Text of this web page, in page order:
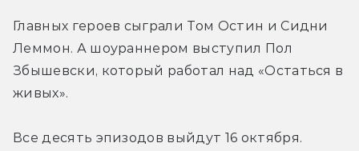
Главных героев сыграли Том Остин и Сидни
Леммон. А шоураннером выступил Пол
Збышевски, который работал над «Остаться в
живых».
Все десять эпизодов выйдут 16 октября.